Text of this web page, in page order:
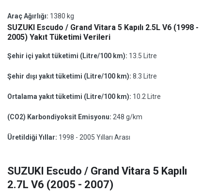
Araç Ağırlığı: 1380 kg
SUZUKI Escudo / Grand Vitara 5 Kapılı 2.5L V6 (1998 -
2005) Yakıt Tüketimi Verileri
Şehir içi yakıt tüketimi (Litre/100 km): 13.5 Litre
Şehir dışı yakıt tüketimi (Litre/100 km): 8.3 Litre
Ortalama yakıt tüketimi (Litre/100 km): 10.2 Litre
(CO2) Karbondiyoksit Emisyonu: 248 g/km
Üretildiği Yıllar: 1998 - 2005 Yılları Arası
SUZUKI Escudo / Grand Vitara 5 Kapılı
2.7L V6 (2005 - 2007)